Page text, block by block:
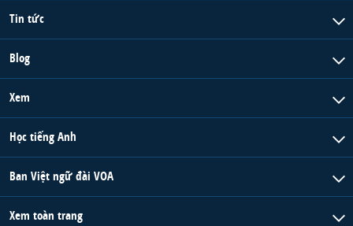
Tin tức
Blog
Xem
Học tiếng Anh
Ban Việt ngữ đài VOA
Xem toàn trang